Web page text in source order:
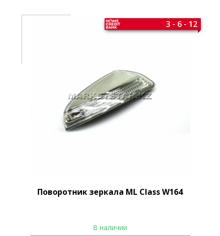
Поворотник зеркала ML Class W164
3 - 6 - 12
В наличии